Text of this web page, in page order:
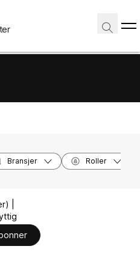
Bransjer Roller
|